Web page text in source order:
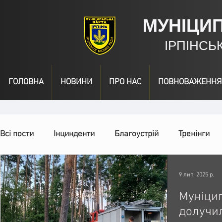
ГОЛОВНА НОВИНИ ПРО НАС ПОВНОВАЖЕННЯ
Всі пости Інцинденти Благоустрій Тренінги
День народження Відео Інформація
Спільні заходи Надзвичайні заходи Події
9 лип. 2025 р.